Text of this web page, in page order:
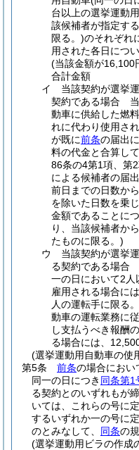
台以上の選挙運動
該候補者が指定す
限る。)のそれぞれ
用された各日につ
(当該金額が16,100
合計金額
イ
当該契約が選挙
契約である場合 当
動車に供給した燃
れに代わり使用さ
が既に前条の届出
料の代金と合算し
86条の4第1項、第
による候補者の届
前日までの日数から
を除いた日数を乗
金額であることに
り、当該候補者か
たものに限る。)
ウ
当該契約が選挙
る契約である場合
一の日において2
雇用される場合に
人の運転手に限る
動車の運転業務に
し支払うべき報酬
る場合には、
(選挙運動用自動車の使
第5条
前条の場合におい
同一の日につき 同条第1
る契約とのいずれもが
いては、これらの号に
するいずれか一の号に
のとみなして、 同条の
(選挙運動用ビラの作成